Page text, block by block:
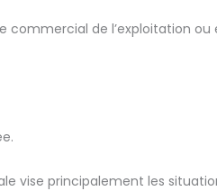
commercial de l’exploitation ou
vise principalement les